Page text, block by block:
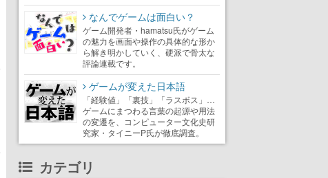
なんでゲームは面白い？
ゲーム開発者・hamatsu氏がゲーム
の魅力を画面や操作の具体的な形か
ら解き明かしていく、硬派で骨太な
評論連載です。
ゲームが変えた日本語
「経験値」「裏技」「ラスボス」…
ゲームにまつわる言葉の起源や用法
の変遷を、コンピューター文化史研
究家・タイニーP氏が徹底調査。
カテゴリ